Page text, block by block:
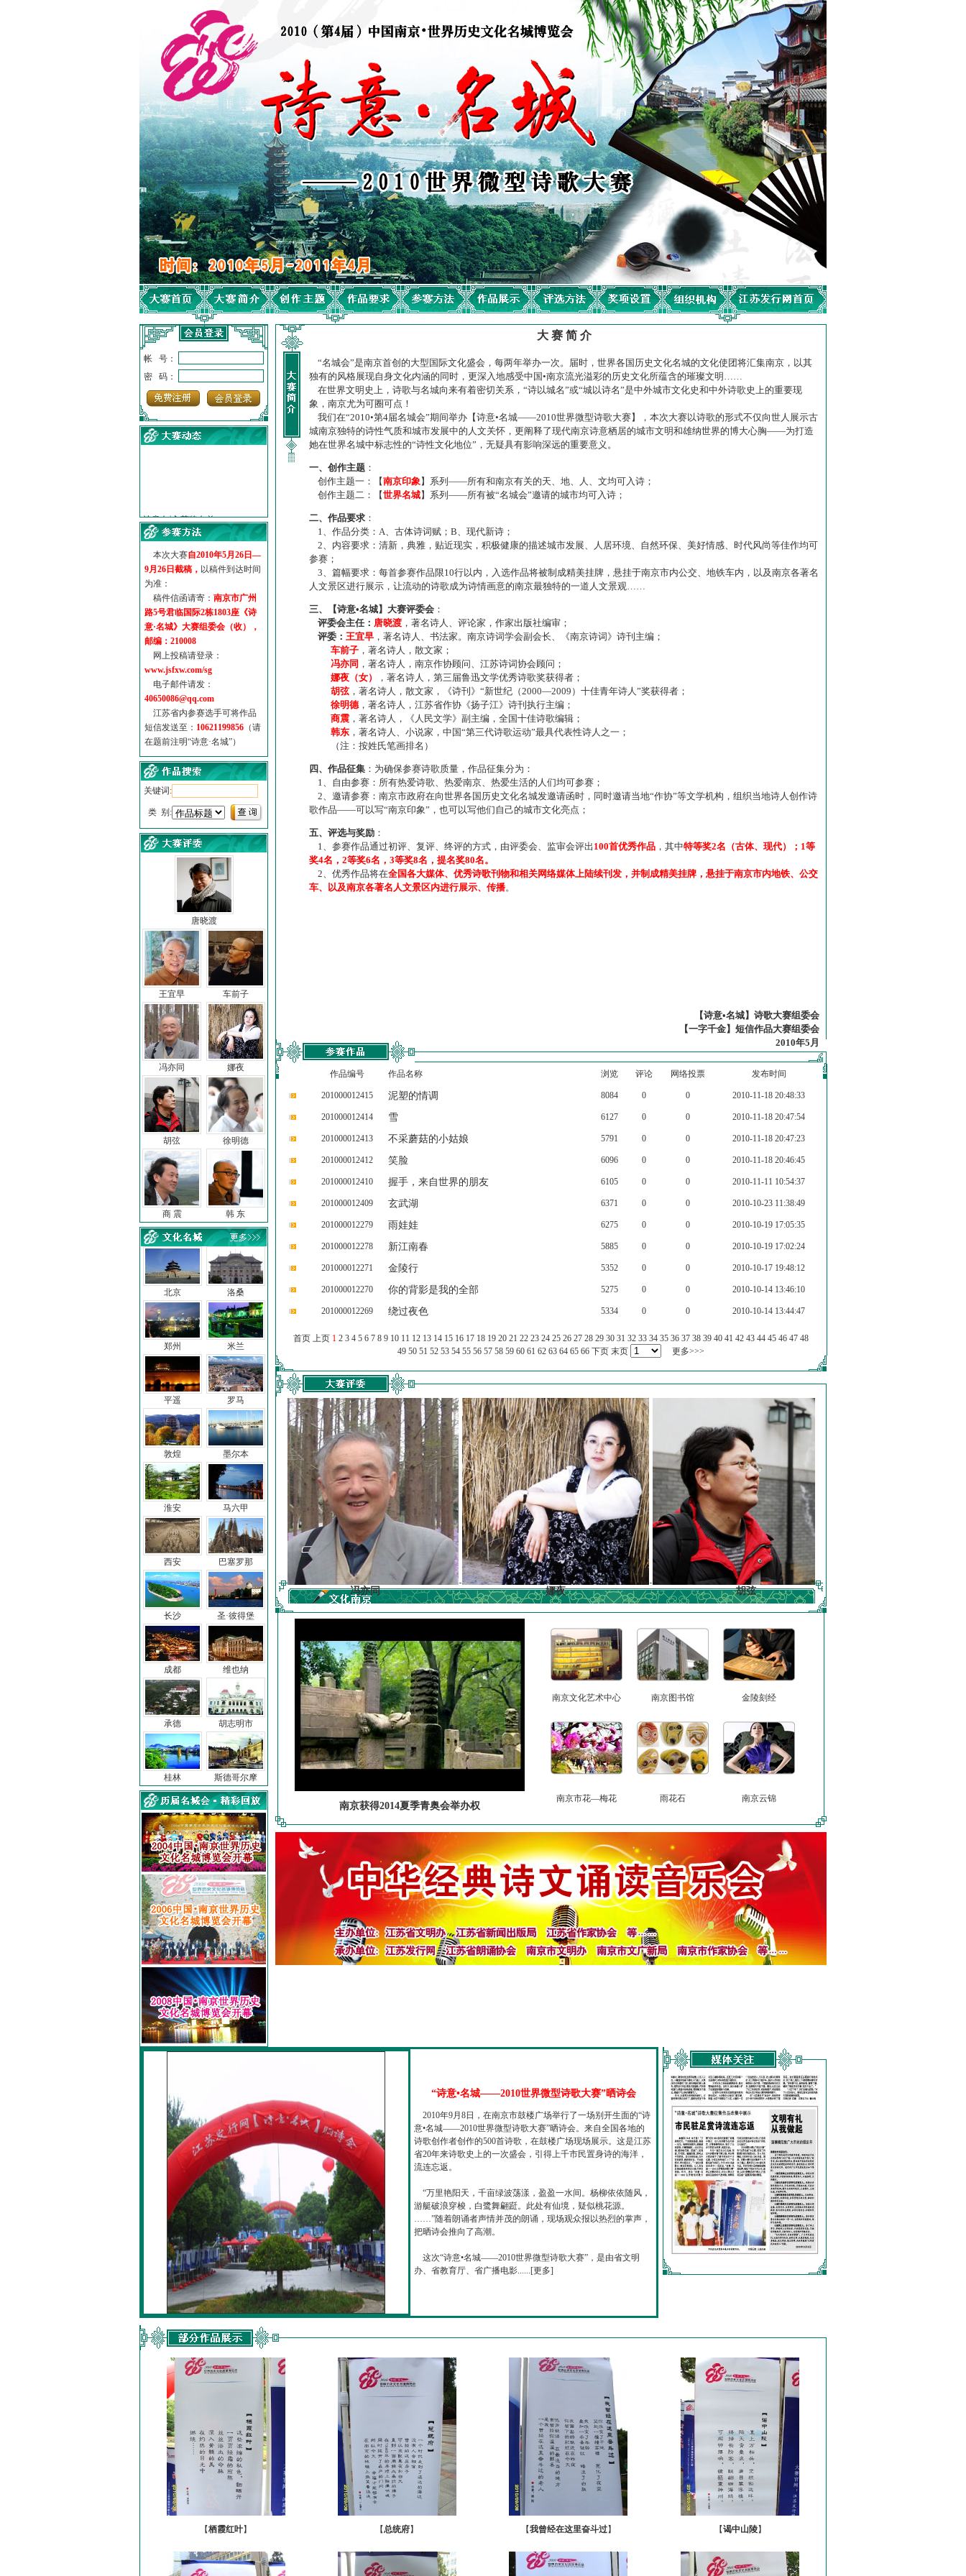
帐 号：
密 码：
·诗意名城·地铁时间
·地铁完美呈现【诗意·名城...
参赛作品多达5000多首
“诗意·名城”晒诗会
特别通知--致广大诗词爱好...
本次大赛自2010年5月26日—
9月26日截稿， 以稿件到达时间
为准：
稿件信函请寄： 南京市广州
路5号君临国际2栋1803座《诗
意·名城》大赛组委会（收），
邮编：210008
网上投稿请登录：
www.jsfxw.com/sg
电子邮件请发：
40650086@qq.com
江苏省内参赛选手可将作品
短信发送至： 10621199856 （请
在题前注明“诗意·名城”）
关键词:
类 别:
唐晓渡
王宜早 车前子
冯亦同 娜夜
胡弦 徐明德
商 震 韩 东
北京
郑州
平遥
敦煌
淮安
西安
长沙
成都
承德
桂林
洛桑
米兰
罗马
墨尔本
马六甲
巴塞罗那
圣·彼得堡
维也纳
胡志明市
斯德哥尔摩
大 赛 简 介
“名城会”是南京首创的大型国际文化盛会，每两年举办一次。届时，世界各国历史文化名城的文化使团将汇集南京，以其
独有的风格展现自身文化内涵的同时，更深入地感受中国•南京流光溢彩的历史文化所蕴含的璀璨文明……
在世界文明史上，诗歌与名城向来有着密切关系，“诗以城名”或“城以诗名”是中外城市文化史和中外诗歌史上的重要现
象，南京尤为可圈可点！
我们在“2010•第4届名城会”期间举办【诗意•名城——2010世界微型诗歌大赛】，本次大赛以诗歌的形式不仅向世人展示古
城南京独特的诗性气质和城市发展中的人文关怀，更阐释了现代南京诗意栖居的城市文明和雄纳世界的博大心胸——为打造
她在世界名城中标志性的“诗性文化地位”，无疑具有影响深远的重要意义。
一、创作主题 ：
创作主题一：【南京印象】系列——所有和南京有关的天、地、人、文均可入诗；
创作主题二：【世界名城】系列——所有被“名城会”邀请的城市均可入诗；
二、作品要求 ：
1、作品分类：A、古体诗词赋；B、现代新诗；
2、内容要求：清新，典雅，贴近现实，积极健康的描述城市发展、人居环境、自然环保、美好情感、时代风尚等佳作均可
参赛；
3、篇幅要求：每首参赛作品限10行以内，入选作品将被制成精美挂牌，悬挂于南京市内公交、地铁车内，以及南京各著名
人文景区进行展示，让流动的诗歌成为诗情画意的南京最独特的一道人文景观……
三、【诗意•名城】大赛评委会 ：
评委会主任： 唐晓渡 ，著名诗人、评论家，作家出版社编审；
评委： 王宜早 ，著名诗人、书法家。南京诗词学会副会长、《南京诗词》诗刊主编；
车前子 ，著名诗人，散文家；
冯亦同 ，著名诗人，南京作协顾问、江苏诗词协会顾问；
娜夜（女）
，著名诗人，第三届鲁迅文学优秀诗歌奖获得者；
胡弦，著名诗人，散文家，《诗刊》“新世纪（2000—2009）十佳青年诗人”奖获得者；
徐明德，著名诗人，江苏省作协《扬子江》诗刊执行主编；
商震 ，著名诗人，《人民文学》副主编，全国十佳诗歌编辑；
韩东 ，著名诗人、小说家，中国“第三代诗歌运动”最具代表性诗人之一；
（注：按姓氏笔画排名）
四、作品征集 ：为确保参赛诗歌质量，作品征集分为：
1、自由参赛：所有热爱诗歌、热爱南京、热爱生活的人们均可参赛；
2、邀请参赛：南京市政府在向世界各国历史文化名城发邀请函时，同时邀请当地“作协”等文学机构，组织当地诗人创作诗
歌作品——可以写“南京印象”，也可以写他们自己的城市文化亮点；
五、评选与奖励 ：
1、参赛作品通过初评、复评、终评的方式，由评委会、监审会评出 100首优秀作品 ，其中特等奖2名（古体、现代）；1等
奖4名，2等奖6名，3等奖8名，提名奖80名。
2、优秀作品将在全国各大媒体、优秀诗歌刊物和相关网络媒体上陆续刊发，并制成精美挂牌，悬挂于南京市内地铁、公交
车、以及南京各著名人文景区内进行展示、传播。
【诗意•名城】诗歌大赛组委会
【一字千金】短信作品大赛组委会
2010年5月
作品编号 作品名称 浏览 评论 网络投票 发布时间
201000012415 泥塑的情调 8084 0 0 2010-11-18 20:48:33
201000012414 雪 6127 0 0 2010-11-18 20:47:54
201000012413 不采蘑菇的小姑娘 5791 0 0 2010-11-18 20:47:23
201000012412 笑脸 6096 0 0 2010-11-18 20:46:45
201000012410 握手，来自世界的朋友 6105 0 0 2010-11-11 10:54:37
201000012409 玄武湖 6371 0 0 2010-10-23 11:38:49
201000012279 雨娃娃 6275 0 0 2010-10-19 17:05:35
201000012278 新江南春 5885 0 0 2010-10-19 17:02:24
201000012271 金陵行 5352 0 0 2010-10-17 19:48:12
201000012270 你的背影是我的全部 5275 0 0 2010-10-14 13:46:10
201000012269 绕过夜色 5334 0 0 2010-10-14 13:44:47
首页 上页 1 2 3 4 5 6 7 8 9 10 11 12 13 14 15 16 17 18 19 20 21 22 23 24 25 26 27 28 29 30 31 32 33 34 35 36 37 38 39 40 41 42 43 44 45 46 47 48
49 50 51 52 53 54 55 56 57 58 59 60 61 62 63 64 65 66 下页 末页 更多>>>
车前子 冯亦同 娜夜 胡弦
南京文化艺术中心 南京图书馆 金陵刻经
南京市花—梅花 雨花石 南京云锦
南京获得2014夏季青奥会举办权
“诗意•名城——2010世界微型诗歌大赛”晒诗会
2010年9月8日，在南京市鼓楼广场举行了一场别开生面的“诗
意•名城——2010世界微型诗歌大赛”晒诗会。来自全国各地的
诗歌创作者创作的500首诗歌，在鼓楼广场现场展示。这是江苏
省20年来诗歌史上的一次盛会，引得上千市民置身诗的海洋，
流连忘返。
“万里艳阳天，千亩绿波荡漾，盈盈一水间。杨柳依依随风，
游艇破浪穿梭，白鹭舞翩跹。此处有仙境，疑似桃花源。
……”随着朗诵者声情并茂的朗诵，现场观众报以热烈的掌声，
把晒诗会推向了高潮。
这次“诗意•名城——2010世界微型诗歌大赛”，是由省文明
办、省教育厅、省广播电影......[更多]
【栖霞红叶】 【总统府】 【我曾经在这里奋斗过】 【谒中山陵】